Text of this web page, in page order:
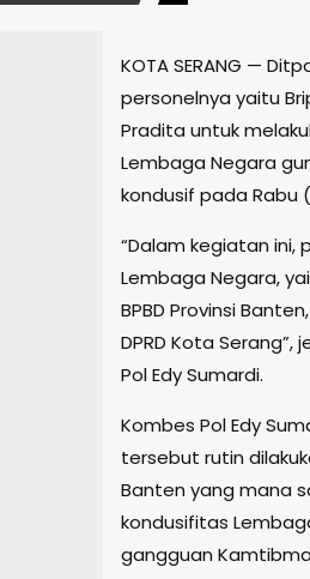
KOTA SERANG —
personelnya yaitu
Pradita untuk
Lembaga Negara
kondusif pada Rabu
“Dalam kegiatan ini,
Lembaga Negara,
BPBD Provinsi
DPRD Kota
Pol Edy Sumardi.
Kombes Pol Edy
tersebut rutin
Banten yang mana
kondusifitas
gangguan